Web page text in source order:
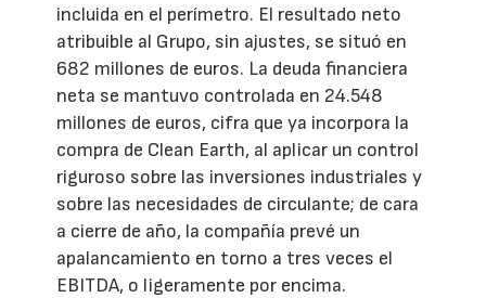
incluida en el perímetro. El resultado neto
atribuible al Grupo, sin ajustes, se situó en
682 millones de euros. La deuda financiera
neta se mantuvo controlada en 24.548
millones de euros, cifra que ya incorpora la
compra de Clean Earth, al aplicar un control
riguroso sobre las inversiones industriales y
sobre las necesidades de circulante; de cara
a cierre de año, la compañía prevé un
apalancamiento en torno a tres veces el
EBITDA, o ligeramente por encima.